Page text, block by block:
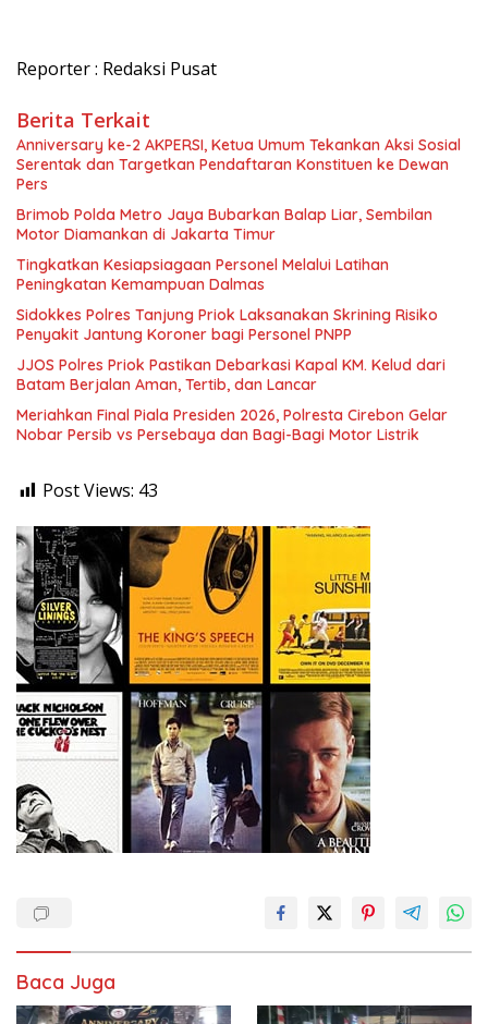
Reporter : Redaksi Pusat
Berita Terkait
Anniversary ke-2 AKPERSI, Ketua Umum Tekankan Aksi Sosial
Serentak dan Targetkan Pendaftaran Konstituen ke Dewan
Pers
Brimob Polda Metro Jaya Bubarkan Balap Liar, Sembilan
Motor Diamankan di Jakarta Timur
Tingkatkan Kesiapsiagaan Personel Melalui Latihan
Peningkatan Kemampuan Dalmas
Sidokkes Polres Tanjung Priok Laksanakan Skrining Risiko
Penyakit Jantung Koroner bagi Personel PNPP
JJOS Polres Priok Pastikan Debarkasi Kapal KM. Kelud dari
Batam Berjalan Aman, Tertib, dan Lancar
Meriahkan Final Piala Presiden 2026, Polresta Cirebon Gelar
Nobar Persib vs Persebaya dan Bagi-Bagi Motor Listrik
Post Views: 43
Baca Juga